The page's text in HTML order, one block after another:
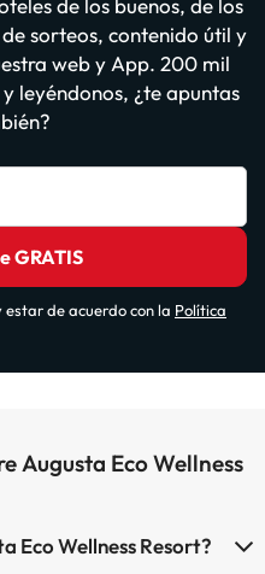
de los buenos, de los
sorteos, contenido útil y
web y App. 200 mil
leyéndonos, ¿te apuntas
GRATIS
de acuerdo con la Política
Augusta Eco Wellness
Eco Wellness Resort?